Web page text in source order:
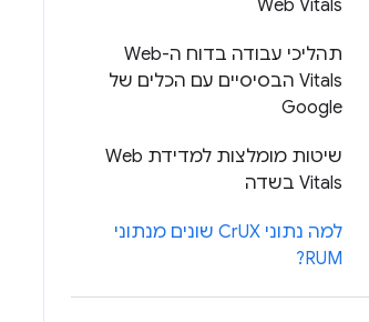
Web Vitals
תהליכי עבודה בדוח ה-Web
Vitals הבסיסיים עם הכלים של
Google
שיטות מומלצות למדידת Web
Vitals בשדה
למה נתוני Cr
UX שונים מנתוני
RUM?